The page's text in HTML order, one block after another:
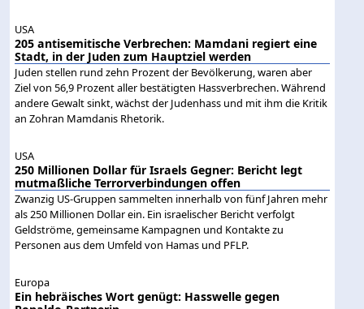
USA
205 antisemitische Verbrechen: Mamdani regiert eine
Stadt, in der Juden zum Hauptziel werden
Juden stellen rund zehn Prozent der Bevölkerung, waren aber
Ziel von 56,9 Prozent aller bestätigten Hassverbrechen. Während
andere Gewalt sinkt, wächst der Judenhass und mit ihm die Kritik
an Zohran Mamdanis Rhetorik.
USA
250 Millionen Dollar für Israels Gegner: Bericht legt
mutmaßliche Terrorverbindungen offen
Zwanzig US-Gruppen sammelten innerhalb von fünf Jahren mehr
als 250 Millionen Dollar ein. Ein israelischer Bericht verfolgt
Geldströme, gemeinsame Kampagnen und Kontakte zu
Personen aus dem Umfeld von Hamas und PFLP.
Europa
Ein hebräisches Wort genügt: Hasswelle gegen